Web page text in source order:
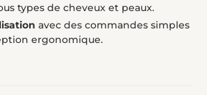
types de cheveux et peaux.
avec des commandes simples
ergonomique.